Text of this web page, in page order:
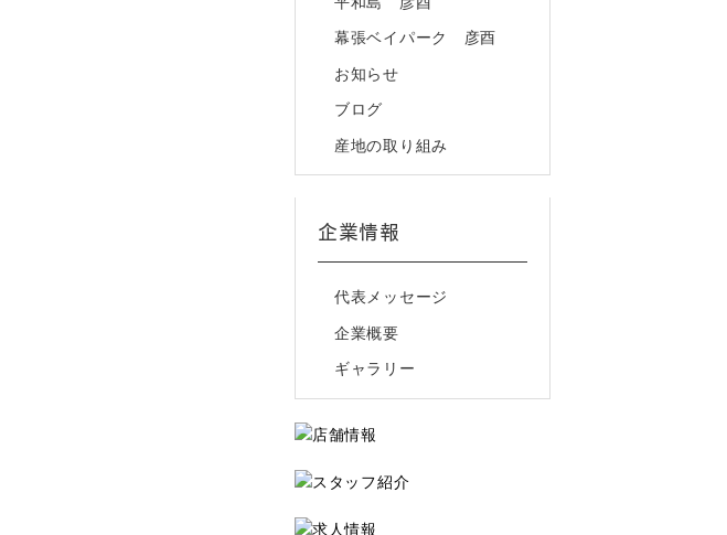
幕張ベイパーク 彦酉
お知らせ
ブログ
産地の取り組み
企業情報
代表メッセージ
企業概要
ギャラリー